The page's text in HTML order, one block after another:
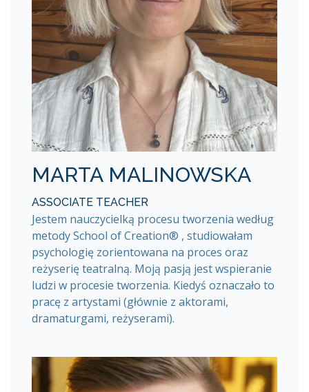
MARTA MALINOWSKA
ASSOCIATE TEACHER
Jestem nauczycielką procesu tworzenia według
metody School of Creation® , studiowałam
psychologię zorientowana na proces oraz
reżyserię teatralną. Moją pasją jest wspieranie
ludzi w procesie tworzenia. Kiedyś oznaczało to
pracę z artystami (głównie z aktorami,
dramaturgami, reżyserami).